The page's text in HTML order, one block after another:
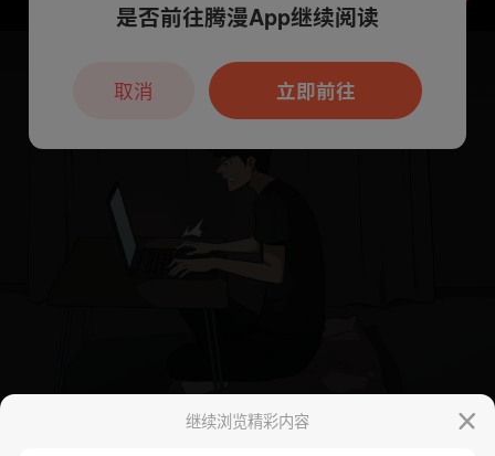
继续浏览精彩内容
本章节仅支持App阅读，可打开App新用
户7天免费看
是否前往腾漫App继续阅读
立即前往
取消